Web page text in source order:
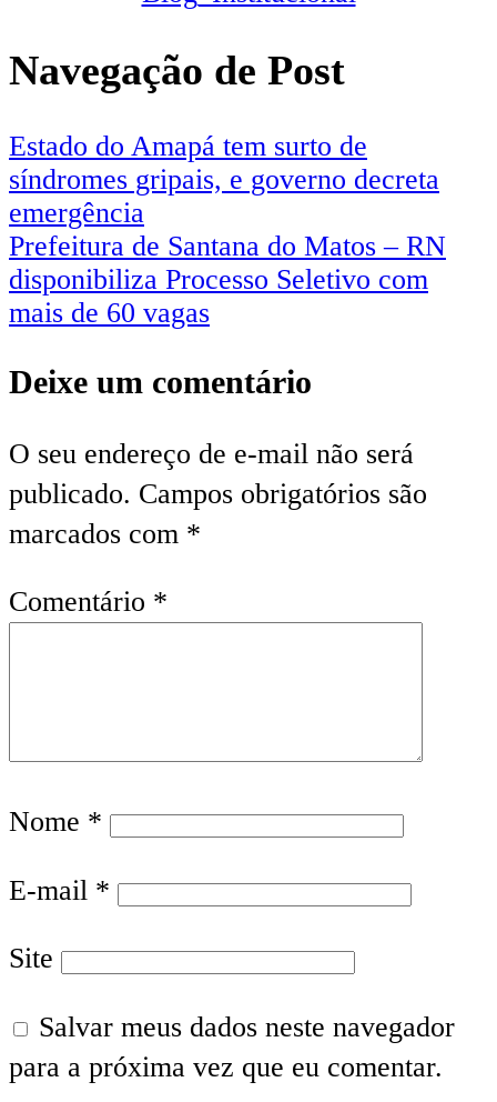
Navegação de Post
Estado do Amapá tem surto de
síndromes gripais, e governo decreta
emergência
Prefeitura de Santana do Matos – RN
disponibiliza Processo Seletivo com
mais de 60 vagas
Deixe um comentário
O seu endereço de e-mail não será
publicado. Campos obrigatórios são
marcados com *
Comentário *
Nome *
E-mail *
Site
Salvar meus dados neste navegador
para a próxima vez que eu comentar.